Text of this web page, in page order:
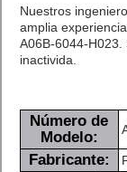
Nuestros
amplia
A06B-6044-
inactivida.
Número de
Modelo:
Fabricante: